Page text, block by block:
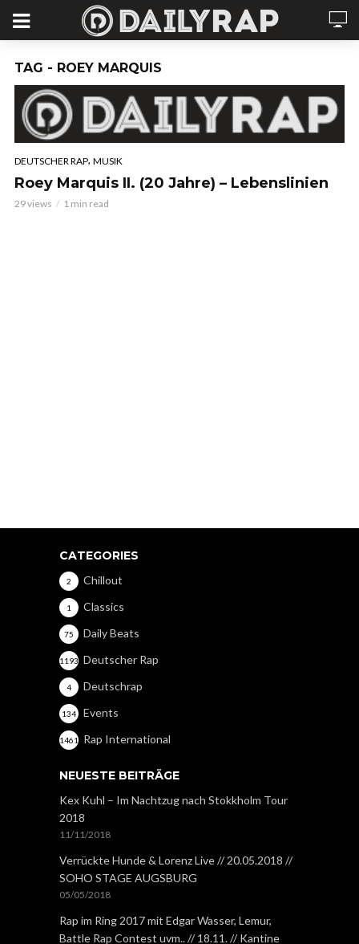
TAG - ROEY MARQUIS
DEUTSCHER RAP, MUSIK
Roey Marquis II. (20 Jahre) – Lebenslinien
29 views 1 min read
CATEGORIES
Chillout
2
Classics
1
Daily Beats
75
Deutscher Rap
1193
Deutschrap
4
Events
134
Rap International
1461
NEUESTE BEITRÄGE
Kex Kuhl – Im Nachtzug nach Stokkholm Tour
2018
11/11/2018
Verrückte Hunde & Lorenz Live // 20.05.2018 //
SOHO STAGE AUGSBURG
05/05/2018
Rap im Ring 2017 mit Edgar Wasser, Lemur,
Battle Rap Contest uvm.. // 18.11. // Kantine